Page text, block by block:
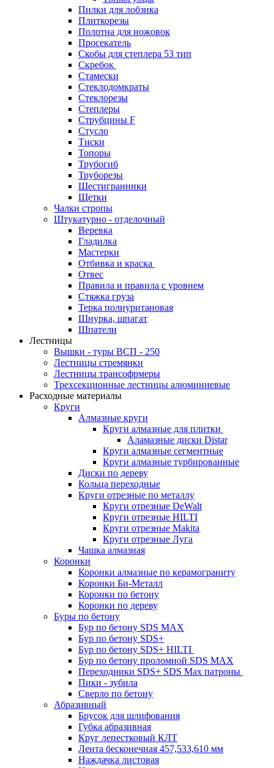
Пилки для лобзика
Плиткорезы
Полотна для ножовок
Просекатель
Скобы для степлера 53 тип
Скребок
Стамески
Стеклодомкраты
Стеклорезы
Степлеры
Струбцины F
Стусло
Тиски
Топоры
Трубогиб
Труборезы
Шестигранники
Щетки
Чалки стропы
Штукатурно - отделочный
Веревка
Гладилка
Мастерки
Отбивка и краска
Отвес
Правила и правила с уровнем
Стяжка груза
Терка полиуритановая
Шнурка, шпагат
Шпатели
Лестницы
Вышки - туры ВСП - 250
Лестницы стремянки
Лестницы трансофрмеры
Трехсекционные лестницы алюминиевые
Расходные материалы
Круги
Алмазные круги
Круги алмазные для плитки
Аламазные диски Distar
Круги алмазные сегментные
Круги алмазные турбированные
Диски по дереву
Кольца переходные
Круги отрезные по металлу
Круги отрезные DeWalt
Круги отрезные HILTI
Круги отрезные Makita
Круги отрезные Луга
Чашка алмазная
Коронки
Коронки алмазные по керамограниту
Коронки Би-Металл
Коронки по бетону
Коронки по дереву
Буры по бетону
Бур по бетону SDS MAX
Бур по бетону SDS+
Бур по бетону SDS+ HILTI
Бур по бетону проломной SDS MAX
Переходники SDS+ SDS Max патроны
Пики - зубила
Сверло по бетону
Абразивный
Брусок для шлифования
Губка абразивная
Круг лепестковый КЛТ
Лента бесконечная 457,533,610 мм
Наждачка листовая